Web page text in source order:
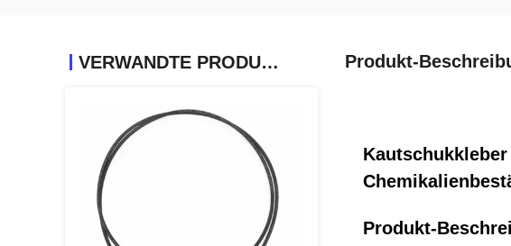
VERWANDTE PRODUKTE Produkt-
Produkt-